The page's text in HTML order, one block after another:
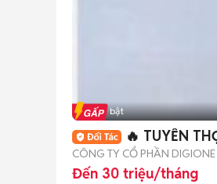
Tin nổi bật
CÔNG TY CỔ PHẦN DIGIONE
Đến 30 triệu/tháng